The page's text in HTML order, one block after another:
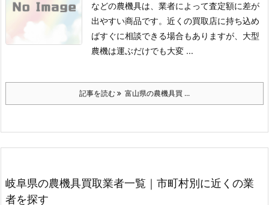
などの農機具は、業者によって査定額に差が
出やすい商品です。 近くの買取店に持ち込め
ばすぐに相談できる場合もありますが、大型
農機は運ぶだけでも大変 ...
記事を読む 富山県の農機具買 ...
岐阜県の農機具買取業者一覧｜市町村別に近くの業
者を探す